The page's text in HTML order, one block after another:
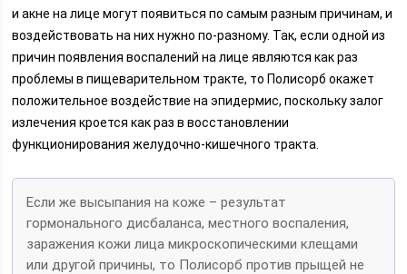
и акне на лице могут появиться по самым разным причинам, и
воздействовать на них нужно по-разному. Так, если одной из
причин появления воспалений на лице являются как раз
проблемы в пищеварительном тракте, то Полисорб окажет
положительное воздействие на эпидермис, поскольку залог
излечения кроется как раз в восстановлении
функционирования желудочно-кишечного тракта.
Если же высыпания на коже – результат
гормонального дисбаланса, местного воспаления,
заражения кожи лица микроскопическими клещами
или другой причины, то Полисорб против прыщей не